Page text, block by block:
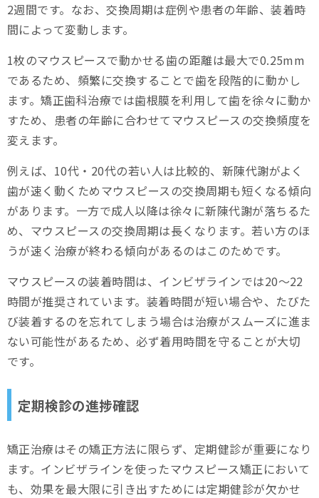
2週間です。なお、交換周期は症例や患者の年齢、装着時
間によって変動します。
1枚のマウスピースで動かせる歯の距離は最大で0.25mm
であるため、頻繁に交換することで歯を段階的に動かし
ます。矯正歯科治療では歯根膜を利用して歯を徐々に動か
すため、患者の年齢に合わせてマウスピースの交換頻度を
変えます。
例えば、10代・20代の若い人は比較的、新陳代謝がよく
歯が速く動くためマウスピースの交換周期も短くなる傾向
があります。一方で成人以降は徐々に新陳代謝が落ちるた
め、マウスピースの交換周期は長くなります。若い方のほ
うが速く治療が終わる傾向があるのはこのためです。
マウスピースの装着時間は、インビザラインでは20～22
時間が推奨されています。装着時間が短い場合や、たびた
び装着するのを忘れてしまう場合は治療がスムーズに進ま
ない可能性があるため、必ず着用時間を守ることが大切
です。
定期検診の進捗確認
矯正治療はその矯正方法に限らず、定期健診が重要になり
ます。インビザラインを使ったマウスピース矯正において
も、効果を最大限に引き出すためには定期健診が欠かせ